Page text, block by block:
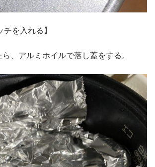
チを入れる】
、アルミホイルで落し蓋をする。